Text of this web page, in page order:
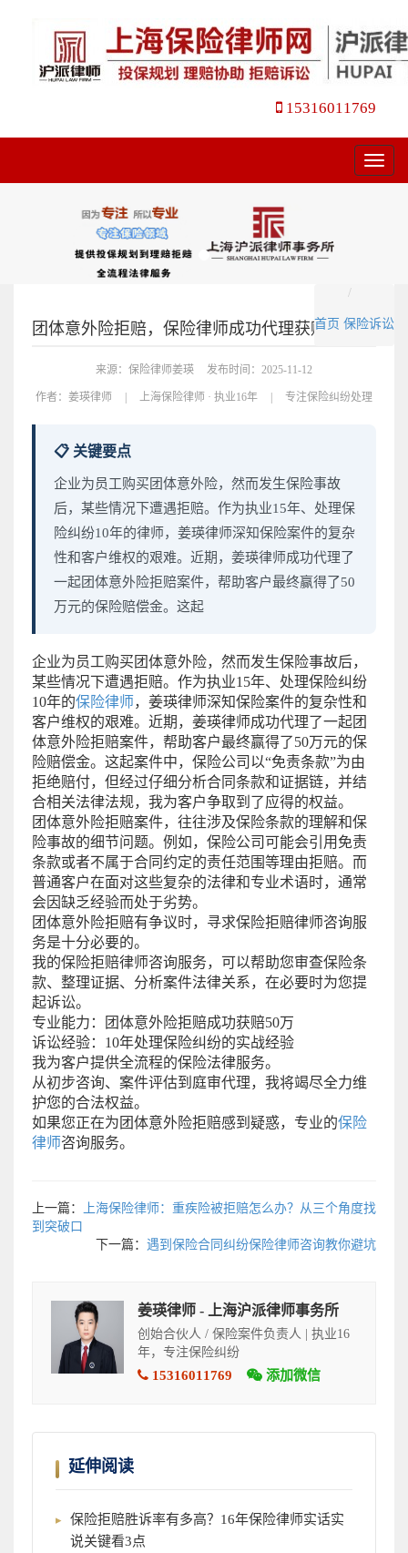
15316011769
菜
单
首页 保险诉讼
团体意外险拒赔，保险律师成功代理获赔50万元
来源：保险律师姜瑛 发布时间：2025-11-12
作者： 姜瑛律师 | 上海保险律师 · 执业16年 | 专注保险纠纷处理
📋 关键要点
企业为员工购买团体意外险，然而发生保险事故
后，某些情况下遭遇拒赔。作为执业15年、处理保
险纠纷10年的律师，姜瑛律师深知保险案件的复杂
性和客户维权的艰难。近期，姜瑛律师成功代理了
一起团体意外险拒赔案件，帮助客户最终赢得了50
万元的保险赔偿金。这起
企业为员工购买团体意外险，然而发生保险事故后，
某些情况下遭遇拒赔。作为执业15年、处理保险纠纷
10年的保险律师，姜瑛律师深知保险案件的复杂性和
客户维权的艰难。近期，姜瑛律师成功代理了一起团
体意外险拒赔案件，帮助客户最终赢得了50万元的保
险赔偿金。这起案件中，保险公司以“免责条款”为由
拒绝赔付，但经过仔细分析合同条款和证据链，并结
合相关法律法规，我为客户争取到了应得的权益。
团体意外险拒赔案件，往往涉及保险条款的理解和保
险事故的细节问题。例如，保险公司可能会引用免责
条款或者不属于合同约定的责任范围等理由拒赔。而
普通客户在面对这些复杂的法律和专业术语时，通常
会因缺乏经验而处于劣势。
团体意外险拒赔有争议时，寻求保险拒赔律师咨询服
务是十分必要的。
我的保险拒赔律师咨询服务，可以帮助您审查保险条
款、整理证据、分析案件法律关系，在必要时为您提
起诉讼。
专业能力：团体意外险拒赔成功获赔50万
诉讼经验：10年处理保险纠纷的实战经验
我为客户提供全流程的保险法律服务。
从初步咨询、案件评估到庭审代理，我将竭尽全力维
护您的合法权益。
如果您正在为团体意外险拒赔感到疑惑，专业的保险
律师咨询服务。
上一篇：
上海保险律师：重疾险被拒赔怎么办？从三个角度找
到突破口
下一篇： 遇到保险合同纠纷保险律师咨询教你避坑
姜瑛律师 - 上海沪派律师事务所
创始合伙人 / 保险案件负责人 | 执业16
年，专注保险纠纷
15316011769 添加微信
延伸阅读
保险拒赔胜诉率有多高？16年保险律师实话实
说关键看3点